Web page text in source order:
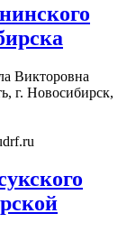
Викторовна
г. Новосибирск,